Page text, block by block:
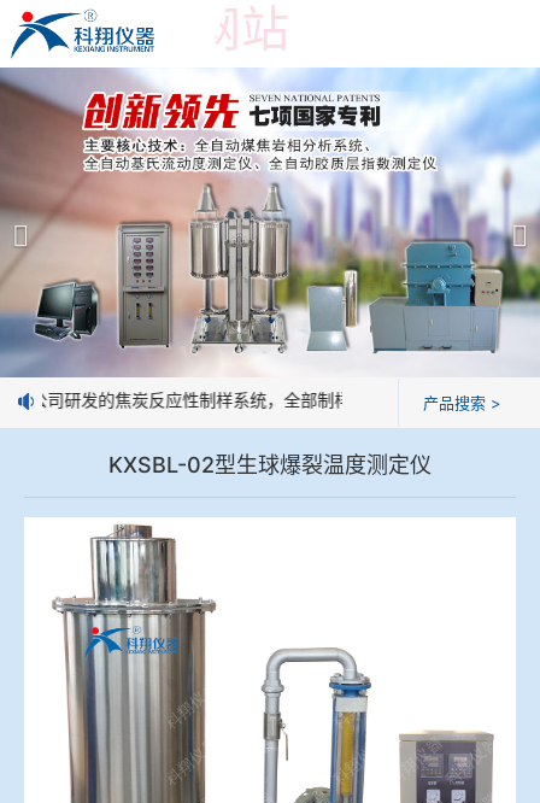
乐鱼官方网站
乐鱼官方网站-乐鱼leyu(中国)
产品展示 ＞
焦炭高温性能检测系统
焦化行业检测及优化配煤设备
球团矿/烧结矿/块矿高温冶金性能检测系统
烧结/球团优化配矿研究设备
高炉配吹煤检测设备
冶金渣、保护渣等高温物性检测设备
冶金石灰活性度测定仪
矿石、焦炭物理检测及制样设备
工业分析、测硫仪等
公司简介
乐鱼官方网站
企业业绩
技术交流
标准下载
联系我们
我公司研发的焦炭反应性制样系统，全部制样过程机械化操作，没有
产品搜索 >
KXSBL-02型生球爆裂温度测定仪